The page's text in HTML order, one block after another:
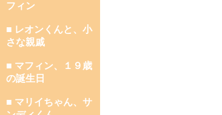
フィン
■ レオンくんと、小
さな親戚
■ マフィン、１９歳
の誕生日
■ マリイちゃん、サ